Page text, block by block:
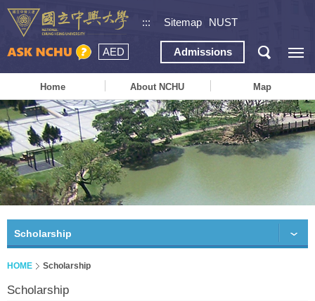
::: Sitemap NUST
AED Admissions
Home About NCHU Map
Scholarship
HOME Scholarship
Scholarship